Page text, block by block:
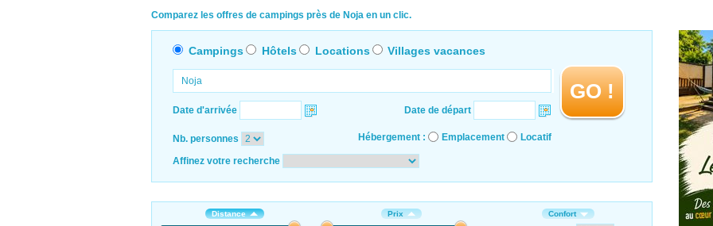
Comparez les offres de campings près de Noja en un clic.
Campings Hôtels Locations Villages vacances
Date d'arrivée Date de départ
GO !
Nb. personnes Hébergement : Emplacement Locatif
Affinez votre recherche
Distance Prix Confort